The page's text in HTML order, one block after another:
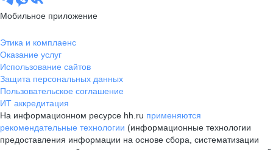
Мобильное приложение
Этика и комплаенс
Оказание услуг
Использование сайтов
Защита персональных данных
Пользовательское соглашение
ИТ аккредитация
На информационном ресурсе hh.ru применяются
рекомендательные технологии (информационные технологии
предоставления информации на основе сбора, систематизации